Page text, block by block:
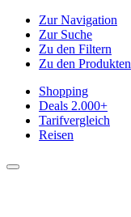
Zur Navigation
Zur Suche
Zu den Filtern
Zu den Produkten
Shopping
Deals 2.000+
Tarifvergleich
Reisen